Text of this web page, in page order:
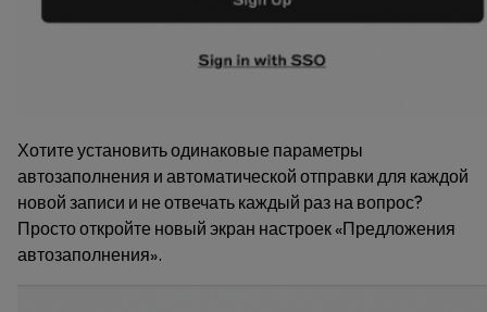
Хотите установить одинаковые параметры
автозаполнения и автоматической отправки для каждой
новой записи и не отвечать каждый раз на вопрос?
Просто откройте новый экран настроек «Предложения
автозаполнения».